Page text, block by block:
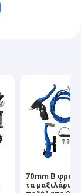
70mm Β
τα μαξιλάρια